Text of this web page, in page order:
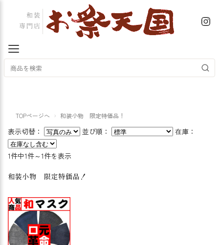
TOPページへ 和装小物 限定特価品！
表示切替： 並び順： 在庫：
1件中1件～1件を表示
和装小物 限定特価品！